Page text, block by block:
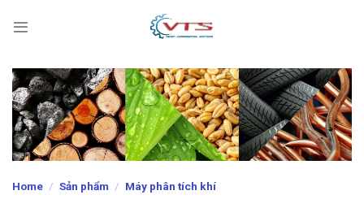
Home / Sản phẩm / Máy phân tích khí